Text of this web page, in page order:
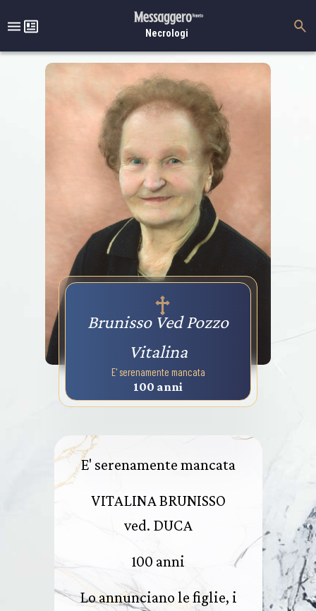
Necrologi
Brunisso Ved Pozzo
Vitalina
E' serenamente mancata
100 anni
E' serenamente mancata
VITALINA BRUNISSO
ved. DUCA
100 anni
Lo annunciano le figlie, i